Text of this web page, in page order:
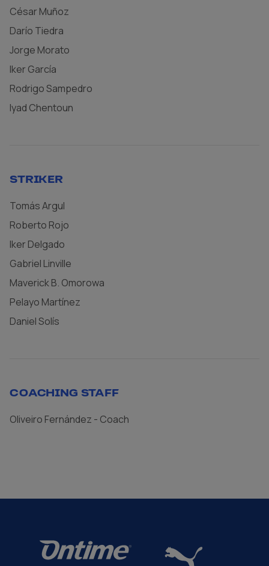
César Muñoz
Darío Tiedra
Jorge Morato
Iker García
Rodrigo Sampedro
Iyad Chentoun
STRIKER
Tomás Argul
Roberto Rojo
Iker Delgado
Gabriel Linville
Maverick B. Omorowa
Pelayo Martínez
Daniel Solís
COACHING STAFF
Oliveiro Fernández - Coach